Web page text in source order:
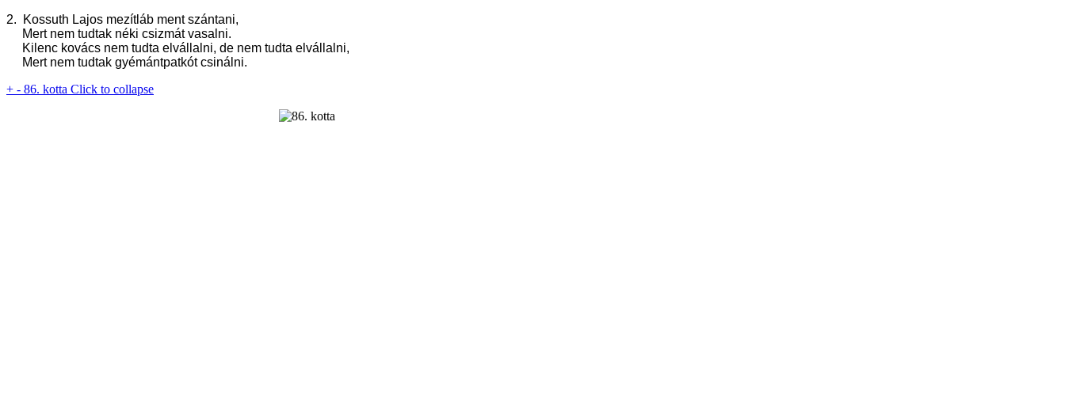
2. Kossuth Lajos mezítláb ment szántani,
Mert nem tudtak néki csizmát vasalni.
Kilenc kovács nem tudta elvállalni, de nem tudta elvállalni,
Mert nem tudtak gyémántpatkót csinálni.
+ - 86. kotta Click to collapse